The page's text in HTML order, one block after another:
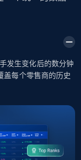
发生变化后的数分钟
盖每个零售商的历史